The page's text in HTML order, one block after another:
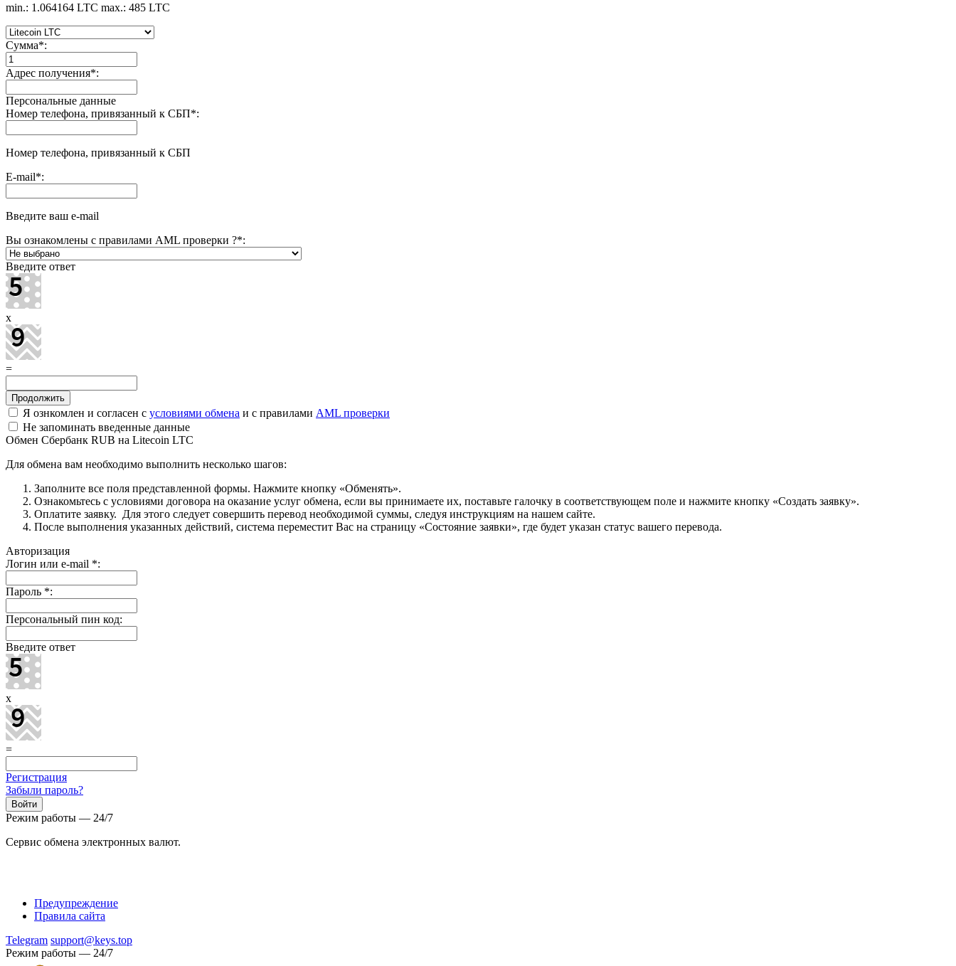
min.: 1.064164 LTC max.: 485 LTC
Сумма*:
Адрес получения*:
Персональные данные
Номер телефона, привязанный к СБП*:
Номер телефона, привязанный к СБП
E-mail*:
Введите ваш e-mail
Вы ознакомлены с правилами AML проверки ?*:
Введите ответ
x
=
Я ознкомлен и согласен с условиями обмена и с правилами AML проверки
Не запоминать введенные данные
Обмен Сбербанк RUB на Litecoin LTC
Для обмена вам необходимо выполнить несколько шагов:
Заполните все поля представленной формы. Нажмите кнопку «Обменять».
Ознакомьтесь с условиями договора на оказание услуг обмена, если вы принимаете их, поставьте галочку в соответствующем поле и нажмите кнопку «Создать заявку».
Оплатите заявку. Для этого следует совершить перевод необходимой суммы, следуя инструкциям на нашем сайте.
После выполнения указанных действий, система переместит Вас на страницу «Состояние заявки», где будет указан статус вашего перевода.
Авторизация
Логин или e-mail *:
Пароль *:
Персональный пин код:
Введите ответ
x
=
Регистрация
Забыли пароль?
Режим работы — 24/7
Сервис обмена электронных валют.
Предупреждение
Правила сайта
Telegram support@keys.top
Режим работы — 24/7